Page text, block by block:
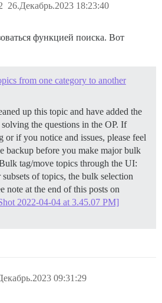
26.Декабрь.2023 18:23:40
функцией поиска. Вот
from one category to another
up this topic and have added the
the questions in the OP. If
or if you notice and issues, please feel
backup before you make major bulk
tag/move topics through the UI:
of topics, the bulk selection
note at the end of this posts on
2022-04-04 at 3.45.07 PM]
09:31:29